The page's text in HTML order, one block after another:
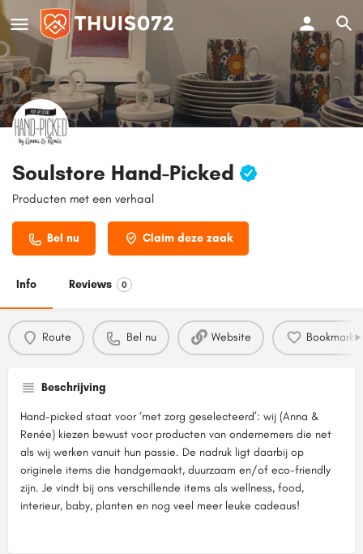
Soulstore Hand-Picked
Producten met een verhaal
Bel nu Claim deze zaak
Info Reviews 0
Route Bel nu Website Bookmark
Beschrijving
Hand-picked staat voor ‘met zorg geselecteerd’: wij (Anna &
Renée) kiezen bewust voor producten van ondernemers die net
als wij werken vanuit hun passie. De nadruk ligt daarbij op
originele items die handgemaakt, duurzaam en/of eco-friendly
zijn. Je vindt bij ons verschillende items als wellness, food,
interieur, baby, planten en nog veel meer leuke cadeaus!